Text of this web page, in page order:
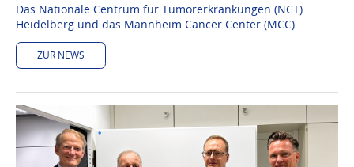
Das Nationale Centrum für Tumorerkrankungen (NCT)
Heidelberg und das Mannheim Cancer Center (MCC)…
ZUR NEWS